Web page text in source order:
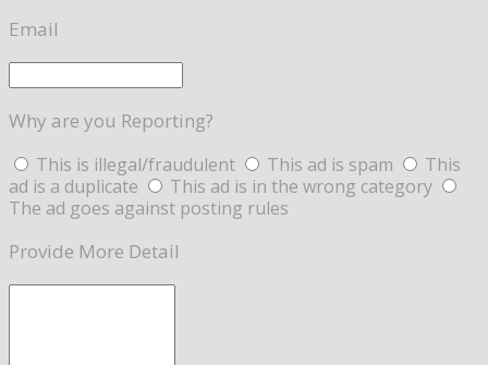
Email
Why are you Reporting?
This is illegal/fraudulent This ad is spam
This
ad is a duplicate
This ad is in the wrong category
The ad goes against posting rules
Provide More Detail